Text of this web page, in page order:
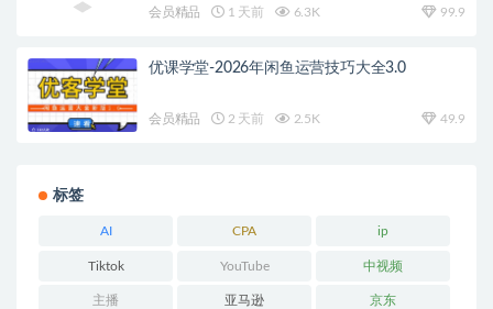
会员精品 1 天前 6.3K 99.9
优课学堂-2026年闲鱼运营技巧大全3.0
会员精品 2 天前 2.5K 49.9
标签
AI CPA ip
Tiktok YouTube 中视频
主播 亚马逊 京东